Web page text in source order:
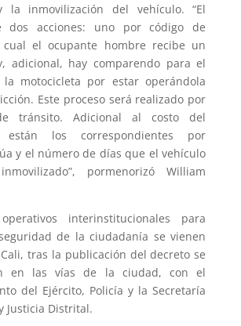
la inmovilización del vehículo. “El
dos acciones: uno por código de
el ocupante hombre recibe un
adicional, hay comparendo para el
motocicleta por estar operándola
Este proceso será realizado por
tránsito. Adicional al costo del
están los correspondientes por
y el número de días que el vehículo
pormenorizó William
interinstitucionales para
de la ciudadanía se vienen
tras la publicación del decreto se
en las vías de la ciudad, con el
del Ejército, Policía y la Secretaría
Justicia Distrital.